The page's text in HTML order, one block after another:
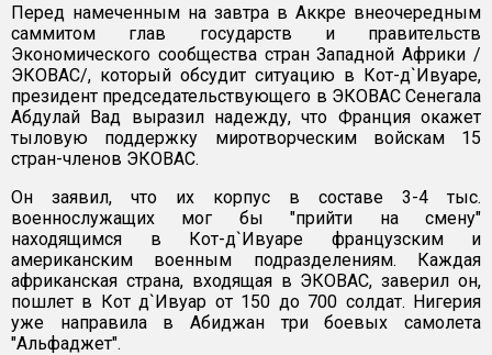
Перед намеченным на завтра в Аккре внеочередным
саммитом глав государств и правительств
Экономического сообщества стран Западной Африки /
ЭКОВАС/, который обсудит ситуацию в Кот-д`Ивуаре,
президент председательствующего в ЭКОВАС Сенегала
Абдулай Вад выразил надежду, что Франция окажет
тыловую поддержку миротворческим войскам 15
стран-членов ЭКОВАС.
Он заявил, что их корпус в составе 3-4 тыс.
военнослужащих мог бы "прийти на смену"
находящимся в Кот-д`Ивуаре французским и
американским военным подразделениям. Каждая
африканская страна, входящая в ЭКОВАС, заверил он,
пошлет в Кот д`Ивуар от 150 до 700 солдат. Нигерия
уже направила в Абиджан три боевых самолета
"Альфаджет".